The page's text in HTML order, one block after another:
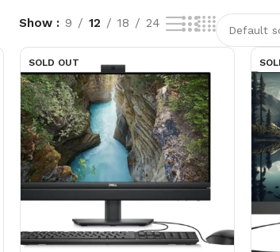
Show 9 12 18 24
SOLD OUT